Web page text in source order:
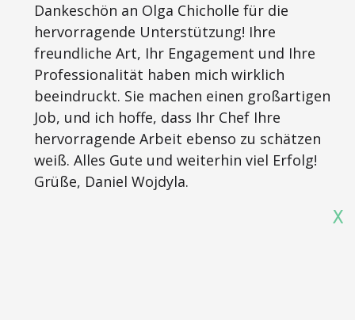
Dankeschön an Olga Chicholle für die
hervorragende Unterstützung! Ihre
freundliche Art, Ihr Engagement und Ihre
Professionalität haben mich wirklich
beeindruckt. Sie machen einen großartigen
Job, und ich hoffe, dass Ihr Chef Ihre
hervorragende Arbeit ebenso zu schätzen
weiß. Alles Gute und weiterhin viel Erfolg!
Grüße, Daniel Wojdyla.
X